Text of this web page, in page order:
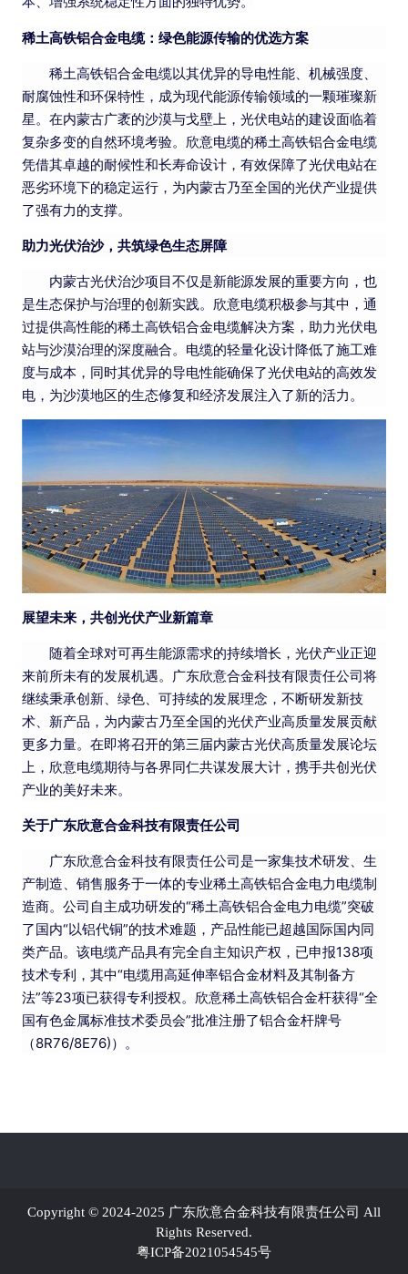
稀土高铁铝合金电缆：绿色能源传输的优选方案
稀土高铁铝合金电缆以其优异的导电性能、机械强度、
耐腐蚀性和环保特性，成为现代能源传输领域的一颗璀璨新
星。在内蒙古广袤的沙漠与戈壁上，光伏电站的建设面临着
复杂多变的自然环境考验。 欣意电缆的稀土高铁铝合金电缆
凭借其卓越的耐候性和长寿命设计，有效保障了光伏电站在
恶劣环境下的稳定运行，为内蒙古乃至全国的光伏产业提供
了强有力的支撑。
助力光伏治沙，共筑绿色生态屏障
内蒙古光伏治沙项目不仅是新能源发展的重要方向，也
是生态保护与治理的创新实践。 欣意电缆积极参与其中，通
过提供高性能的稀土高铁铝合金电缆解决方案，助力光伏电
站与沙漠治理的深度融合。电缆的轻量化设计降低了施工难
度与成本，同时其优异的导电性能确保了光伏电站的高效发
电，为沙漠地区的生态修复和经济发展注入了新的活力。
展望未来，共创光伏产业新篇章
随着全球对可再生能源需求的持续增长，光伏产业正迎
来前所未有的发展机遇。广东欣意合金科技有限责任公司将
继续秉承创新、绿色、可持续的发展理念，不断研发新技
术、新产品，为内蒙古乃至全国的光伏产业高质量发展贡献
更多力量。在即将召开的第三届内蒙古光伏高质量发展论坛
上， 欣意电缆期待与各界同仁共谋发展大计，携手共创光伏
产业的美好未来。
关于广东欣意合金科技有限责任公司
广东欣意合金科技有限责任公司是一家集技术研发、生
产制造、销售服务于一体的专业稀土高铁铝合金电力电缆制
造商。公司自主成功研发的“稀土高铁铝合金电力电缆”突破
了国内“以铝代铜”的技术难题，产品性能已超越国际国内同
类产品。该电缆产品具有完全自主知识产权，已申报138项
技术专利，其中“电缆用高延伸率铝合金材料及其制备方
法”等23项已获得专利授权。欣意稀土高铁铝合金杆获得“全
国有色金属标准技术委员会”批准注册了铝合金杆牌号
（8R76/8E76)）。
Copyright © 2024-2025 广东欣意合金科技有限责任公司 All
Rights Reserved.
粤ICP备2021054545号